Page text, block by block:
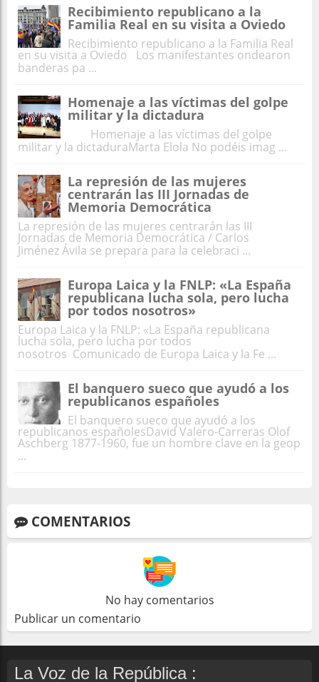
Recibimiento republicano a la
Familia Real en su visita a Oviedo
Recibimiento republicano a la Familia Real
en su visita a Oviedo Los manifestantes ondearon
banderas pa ...
Homenaje a las víctimas del golpe
militar y la dictadura
Homenaje a las víctimas del golpe
militar y la dictaduraMarta Elola No podéis imag ...
La represión de las mujeres
centrarán las III Jornadas de
Memoria Democrática
La represión de las mujeres centrarán las III
Jornadas de Memoria Democrática / Carlos
Jiménez Ávila se prepara para la celebraci ...
Europa Laica y la FNLP: «La España
republicana lucha sola, pero lucha
por todos nosotros»
Europa Laica y la FNLP: «La España republicana
lucha sola, pero lucha por todos
nosotros Comunicado de Europa Laica y la Fe ...
El banquero sueco que ayudó a los
republicanos españoles
El banquero sueco que ayudó a los
republicanos españolesDavid Valero-Carreras Olof
Aschberg 1877-1960, fue un hombre clave en la geop
...
COMENTARIOS
No hay comentarios
Publicar un comentario
La Voz de la República :